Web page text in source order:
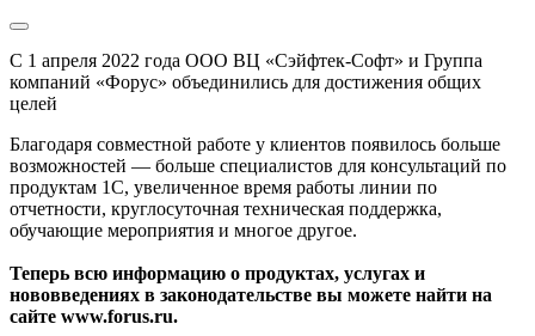
С 1 апреля 2022 года ООО ВЦ «Сэйфтек-Софт» и Группа
компаний «Форус» объединились для достижения общих
целей
Благодаря совместной работе у клиентов появилось больше
возможностей — больше специалистов для консультаций по
продуктам 1С, увеличенное время работы линии по
отчетности, круглосуточная техническая поддержка,
обучающие мероприятия и многое другое.
Теперь всю информацию о продуктах, услугах и
нововведениях в законодательстве вы можете найти на
сайте www.forus.ru.